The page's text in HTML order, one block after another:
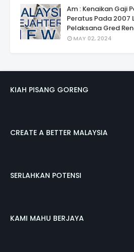
Am : Kenaikan Gaji
Peratus Pada 2007
Pelaksana Gred
MAY 02, 2024
KIAH PISANG GORENG
CREATE A BETTER MALAYSIA
SERLAHKAN POTENSI
KAMI MAHU BERJAYA